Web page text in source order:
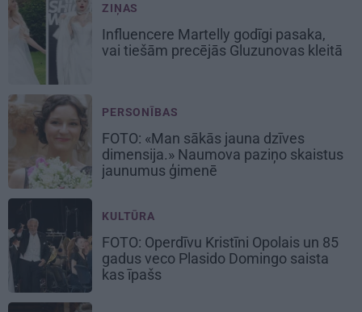
ZIŅAS
Influencere Martelly godīgi pasaka,
vai tiešām precējās Gluzunovas kleitā
PERSONĪBAS
FOTO: «Man sākās jauna dzīves
dimensija.» Naumova paziņo skaistus
jaunumus ģimenē
KULTŪRA
FOTO: Operdīvu Kristīni Opolais un 85
gadus veco Plasido Domingo saista
kas īpašs